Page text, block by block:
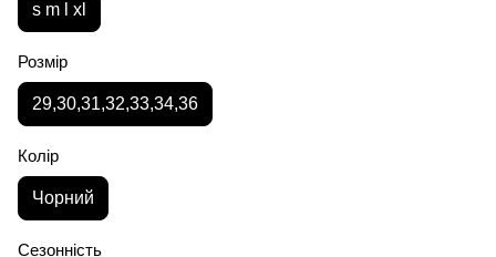
s m l xl
Розмір
29,30,31,32,33,34,36
Колір
Чорний
Сезонність